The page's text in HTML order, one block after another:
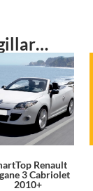
Renault
3 Cabriolet
2010+